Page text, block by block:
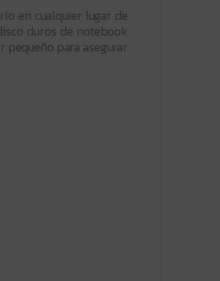
en cualquier lugar de
duros de notebook
pequeño para asegurar